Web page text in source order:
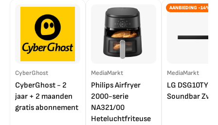
CyberGhost
CyberGhost - 2
jaar + 2 maanden
gratis abonnement
MediaMarkt
Philips Airfryer
2000-serie
NA321/00
Heteluchtfriteuse
AANBIEDING -14%
MediaMarkt
LG DSG10TY
Soundbar